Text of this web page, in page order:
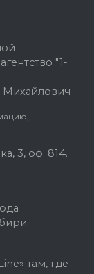
"1-
Михайлович
3, оф. 814.
там, где